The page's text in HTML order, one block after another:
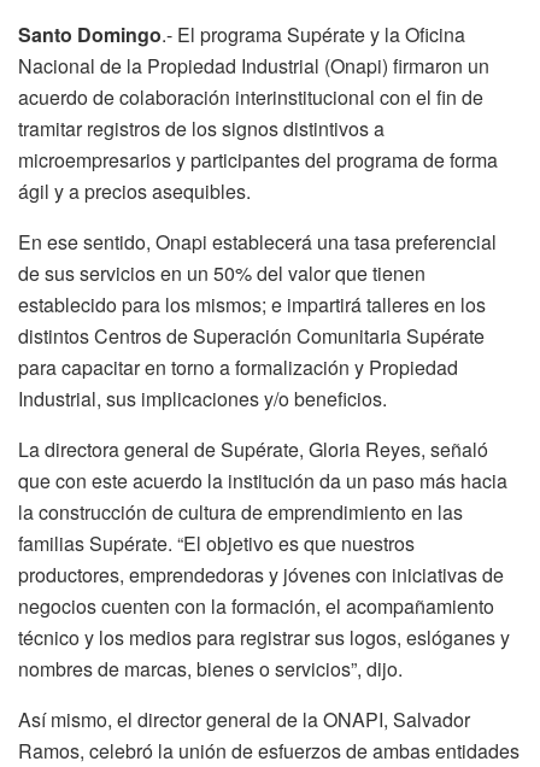
Santo Domingo.- El programa Supérate y la Oficina
Nacional de la Propiedad Industrial (Onapi) firmaron un
acuerdo de colaboración interinstitucional con el fin de
tramitar registros de los signos distintivos a
microempresarios y participantes del programa de forma
ágil y a precios asequibles.
En ese sentido, Onapi establecerá una tasa preferencial
de sus servicios en un 50% del valor que tienen
establecido para los mismos; e impartirá talleres en los
distintos Centros de Superación Comunitaria Supérate
para capacitar en torno a formalización y Propiedad
Industrial, sus implicaciones y/o beneficios.
La directora general de Supérate, Gloria Reyes, señaló
que con este acuerdo la institución da un paso más hacia
la construcción de cultura de emprendimiento en las
familias Supérate. “El objetivo es que nuestros
productores, emprendedoras y jóvenes con iniciativas de
negocios cuenten con la formación, el acompañamiento
técnico y los medios para registrar sus logos, eslóganes y
nombres de marcas, bienes o servicios”, dijo.
Así mismo, el director general de la ONAPI, Salvador
Ramos, celebró la unión de esfuerzos de ambas entidades